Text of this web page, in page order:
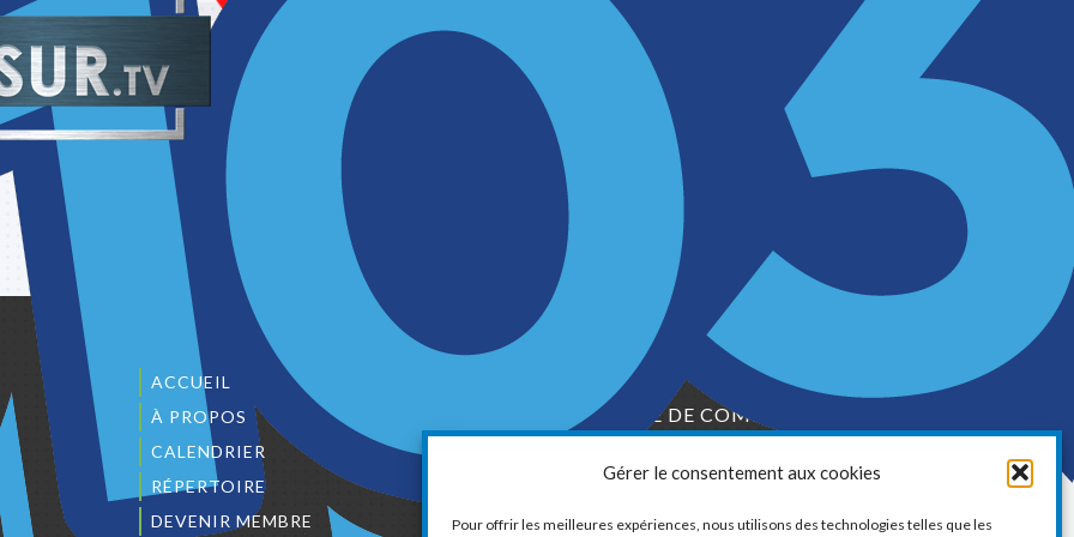
Gérer le consentement aux cookies
Pour offrir les meilleures expériences, nous utilisons des technologies telles que les
ACCUEIL
À PROPOS
CALENDRIER
RÉPERTOIRE
DEVENIR MEMBRE
LA CHAMBRE DE COMMERCE ET
D’INDUSTRIE DE VAUDREUIL-SOULANGES
11, boul. de la Cité-des-Jeunes, Suite 201